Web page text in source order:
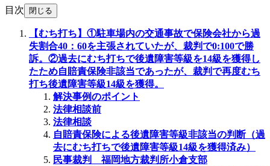
目次 閉じる
【むち打ち】①駐車場内の交通事故で保険会社から過
失割合40：60を主張されていたが、裁判で0:100で勝
訴。②過去にむち打ちで後遺障害等級を14級を獲得し
たため自賠責保険非該当であったが、裁判で再度むち
打ち後遺障害等級14級を獲得。
解決事例のポイント
法律相談前
法律相談
自賠責保険による後遺障害等級非該当の判断（過
去にむち打ちで後遺障害等級14級を獲得済み）
民事裁判 福岡地方裁判所小倉支部